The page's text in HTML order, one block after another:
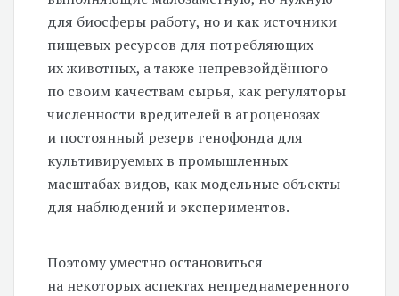
для биосферы работу, но и как источники
пищевых ресурсов для потребляющих
их животных, а также непревзойдённого
по своим качествам сырья, как регуляторы
численности вредителей в агроценозах
и постоянный резерв генофонда для
культивируемых в промышленных
масштабах видов, как модельные объекты
для наблюдений и экспериментов.
Поэтому уместно остановиться
на некоторых аспектах непреднамеренного